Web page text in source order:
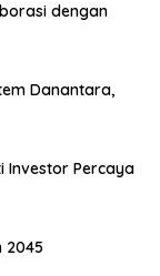
dengan
Danantara,
Investor Percaya
2045